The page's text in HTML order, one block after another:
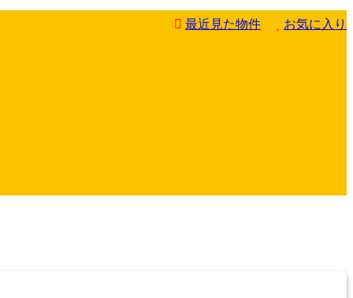
最近見た物件 お気に入り